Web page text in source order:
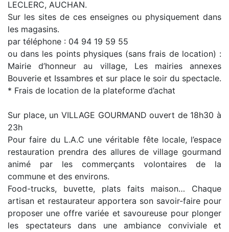
LECLERC, AUCHAN.
Sur les sites de ces enseignes ou physiquement dans
les magasins.
par téléphone : 04 94 19 59 55
ou dans les points physiques (sans frais de location) :
Mairie d’honneur au village, Les mairies annexes
Bouverie et Issambres et sur place le soir du spectacle.
* Frais de location de la plateforme d’achat
Sur place, un VILLAGE GOURMAND ouvert de 18h30 à
23h
Pour faire du L.A.C une véritable fête locale, l’espace
restauration prendra des allures de village gourmand
animé par les commerçants volontaires de la
commune et des environs.
Food-trucks, buvette, plats faits maison… Chaque
artisan et restaurateur apportera son savoir-faire pour
proposer une offre variée et savoureuse pour plonger
les spectateurs dans une ambiance conviviale et